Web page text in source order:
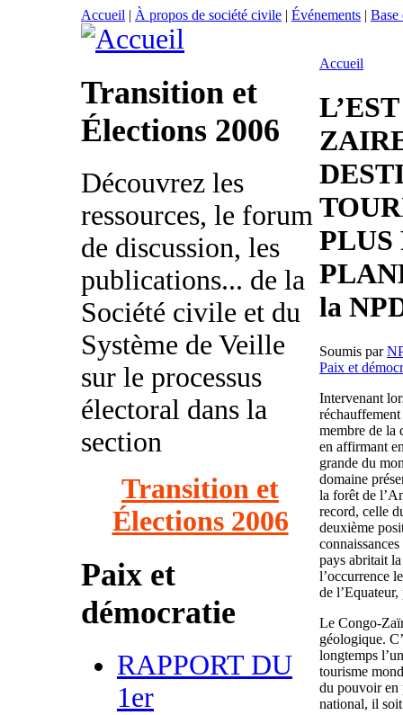
Accueil | À propos de société civile | Événements | Base
Transition et
Élections 2006
Découvrez les
ressources, le forum
de discussion, les
publications... de la
Société civile et du
Système de Veille
sur le processus
électoral dans la
section
Transition et
Élections 2006
Paix et
démocratie
RAPPORT DU
1er
Accueil
PLUS
la
Soumis par
Paix et
Intervenant
membre de la
en affirmant
grande du
domaine
la forêt de
record, celle
deuxième
pays abritait
l’occurrence
de
Le Congo-
géologique.
longtemps
tourisme
du pouvoir en
national, il